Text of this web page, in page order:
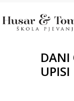
DANI
UPISI